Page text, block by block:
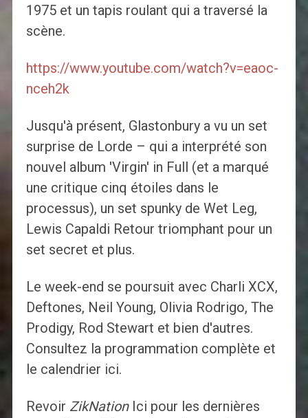
1975 et un tapis roulant qui a traversé la
scène.
https://www.youtube.com/watch?v=eaoc-
nceh2k
Jusqu'à présent, Glastonbury a vu un set
surprise de Lorde – qui a interprété son
nouvel album 'Virgin' in Full (et a marqué
une critique cinq étoiles dans le
processus), un set spunky de Wet Leg,
Lewis Capaldi Retour triomphant pour un
set secret et plus.
Le week-end se poursuit avec Charli XCX,
Deftones, Neil Young, Olivia Rodrigo, The
Prodigy, Rod Stewart et bien d'autres.
Consultez la programmation complète et
le calendrier ici.
Revoir ZikNationIci pour les dernières